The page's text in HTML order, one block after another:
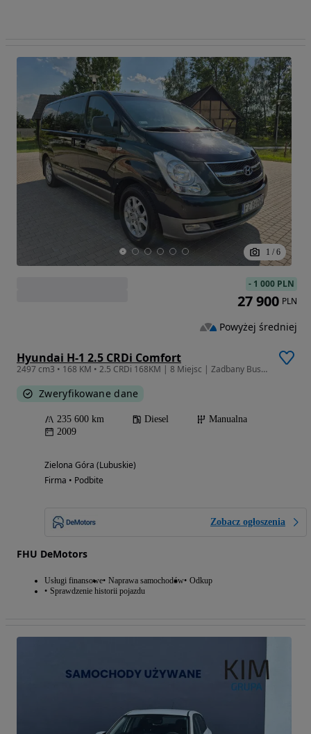
1 / 6
Hyundai H-1 2.5 CRDi Comfort
2497 cm3 • 168 KM • 2.5 CRDi 168KM | 8 Miejsc | Zadbany Bus | Hak
Zweryfikowane dane
235 600 km Diesel
Manualna
2009
Zielona Góra (Lubuskie)
Firma • Podbite
Zobacz ogłoszenia
FHU DeMotors
Usługi finansowe Naprawa samochodów Odkup
Sprawdzenie historii pojazdu
- 1 000 PLN
27 900 PLN
Powyżej średniej